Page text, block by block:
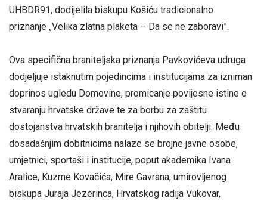
UHBDR91, dodijelila biskupu Košiću tradicionalno
priznanje „Velika zlatna plaketa – Da se ne zaboravi”.
Ova specifična braniteljska priznanja Pavkovićeva udruga
dodjeljuje istaknutim pojedincima i institucijama za izniman
doprinos ugledu Domovine, promicanje povijesne istine o
stvaranju hrvatske države te za borbu za zaštitu
dostojanstva hrvatskih branitelja i njihovih obitelji. Među
dosadašnjim dobitnicima nalaze se brojne javne osobe,
umjetnici, sportaši i institucije, poput akademika Ivana
Aralice, Kuzme Kovačića, Mire Gavrana, umirovljenog
biskupa Juraja Jezerinca, Hrvatskog radija Vukovar,